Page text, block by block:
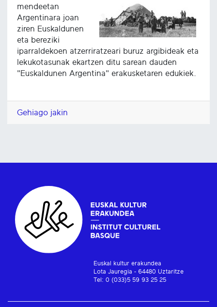
mendeetan
Argentinara joan
ziren Euskaldunen
eta bereziki
iparraldekoen atzerriratzeari buruz argibideak eta
lekukotasunak ekartzen ditu sarean dauden
"Euskaldunen Argentina" erakusketaren edukiek.
Gehiago jakin
Euskal kultur erakundea
Lota Jauregia - 64480 Uztaritze
Tel: 0 (033)5 59 93 25 25